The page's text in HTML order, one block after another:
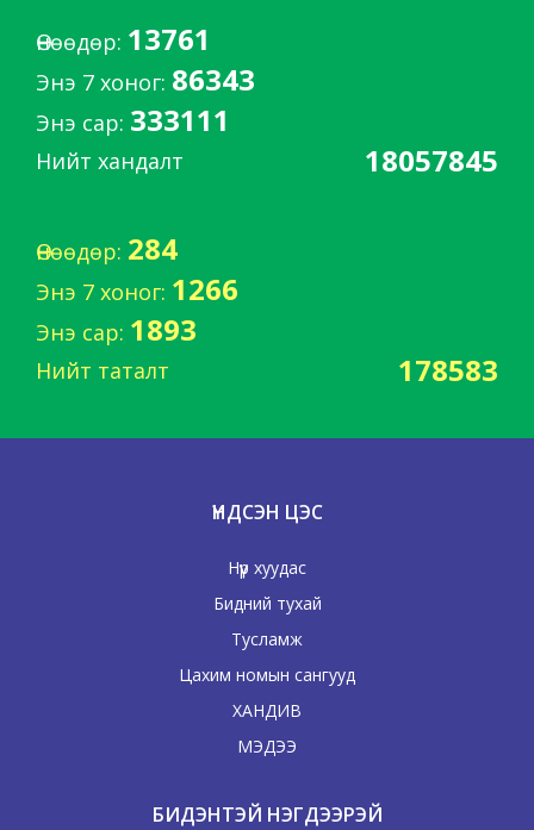
Өнөөдөр: 13761
Энэ 7 хоног: 86343
Энэ сар: 333111
Нийт хандалт 18057845
Өнөөдөр: 284
Энэ 7 хоног: 1266
Энэ сар: 1893
Нийт таталт 178583
ҮНДСЭН ЦЭС
Нүүр хуудас
Бидний тухай
Тусламж
Цахим номын сангууд
ХАНДИВ
МЭДЭЭ
БИДЭНТЭЙ НЭГДЭЭРЭЙ